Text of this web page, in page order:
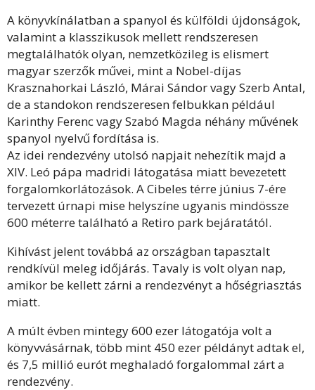
A könyvkínálatban a spanyol és külföldi újdonságok,
valamint a klasszikusok mellett rendszeresen
megtalálhatók olyan, nemzetközileg is elismert
magyar szerzők művei, mint a Nobel-díjas
Krasznahorkai László, Márai Sándor vagy Szerb Antal,
de a standokon rendszeresen felbukkan például
Karinthy Ferenc vagy Szabó Magda néhány művének
spanyol nyelvű fordítása is.
Az idei rendezvény utolsó napjait nehezítik majd a
XIV. Leó pápa madridi látogatása miatt bevezetett
forgalomkorlátozások. A Cibeles térre június 7-ére
tervezett úrnapi mise helyszíne ugyanis mindössze
600 méterre található a Retiro park bejáratától.
Kihívást jelent továbbá az országban tapasztalt
rendkívül meleg időjárás. Tavaly is volt olyan nap,
amikor be kellett zárni a rendezvényt a hőségriasztás
miatt.
A múlt évben mintegy 600 ezer látogatója volt a
könyvvásárnak, több mint 450 ezer példányt adtak el,
és 7,5 millió eurót meghaladó forgalommal zárt a
rendezvény.